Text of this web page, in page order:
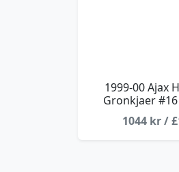
1999-00 Ajax
Gronkjaer #16
1044 kr /